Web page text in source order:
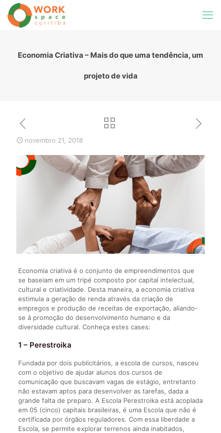
Economia Criativa – Mais do que uma tendência, um
projeto de vida
novembro 21, 2018
Economia criativa é o conjunto de empreendimentos que
se baseiam em um tripé composto por capital intelectual,
cultural e criatividade. Desta maneira, a economia criativa
estimula a geração de renda através da criação de
empregos e produção de receitas de exportação, aliando-
se à promoção do desenvolvimento humano e da
diversidade cultural. Conheça estes cases:
1 – Perestroika
Fundada por dois publicitários, a escola de cursos, nasceu
com o objetivo de ajudar alunos dos cursos de
comunicação que buscavam vagas de estágio, entretanto
não estavam aptos para desenvolver as tarefas, dada a
grande falta de preparo. A Escola Perestroika está acoplada
em 05 (cinco) capitais brasileiras, é uma Escola que não é
certificada por órgãos reguladores. Com essa liberdade a
Escola, se permite explorar terrenos ainda inabitados,